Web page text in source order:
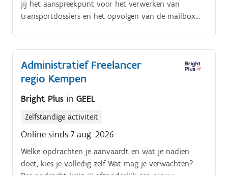
persoonlijke Unique‑bedrijfswagen kan je eenvoudig
‘jobhoppen’ en kennismaken met verschillende
jij het aanspreekpunt voor het verwerken van
transportdossiers en het opvolgen van de mailbox
grondige interne opleiding zal je instaan voor de
volgende taken:Invoeren van transportdossiers in DST
ter voorbereiding van de planning.
Administratief Freelancer
regio Kempen
Bright Plus in GEEL
Zelfstandige activiteit
Online sinds 7 aug. 2026
Welke opdrachten je aanvaardt en wat je nadien
doet, kies je volledig zelf Wat mag je verwachten?.